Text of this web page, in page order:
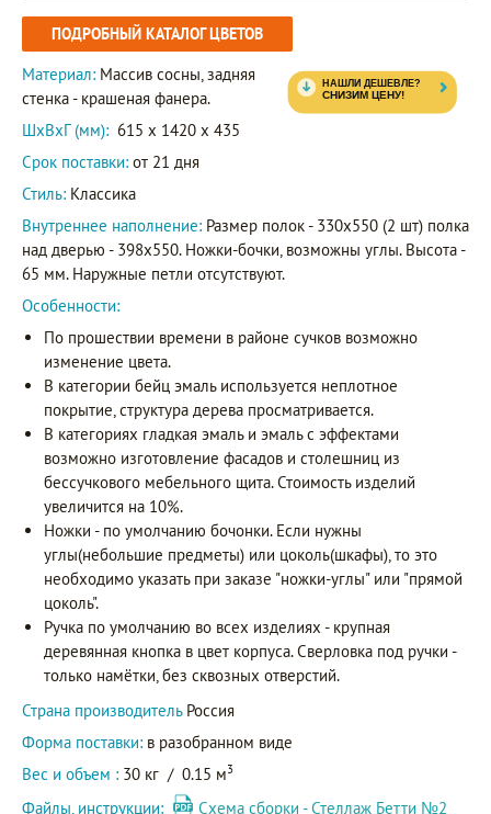
ПОДРОБНЫЙ КАТАЛОГ ЦВЕТОВ
Материал: Массив сосны, задняя
стенка - крашеная фанера.
ШxВxГ (мм): 615 x 1420 x 435
Срок поставки: от 21 дня
Стиль: Классика
Внутреннее наполнение: Размер полок - 330х550 (2 шт) полка
над дверью - 398х550. Ножки-бочки, возможны углы. Высота -
65 мм. Наружные петли отсутствуют.
Особенности:
По прошествии времени в районе сучков возможно
изменение цвета.
В категории бейц эмаль используется неплотное
покрытие, структура дерева просматривается.
В категориях гладкая эмаль и эмаль с эффектами
возможно изготовление фасадов и столешниц из
бессучкового мебельного щита. Стоимость изделий
увеличится на 10%.
Ножки - по умолчанию бочонки. Если нужны
углы(небольшие предметы) или цоколь(шкафы), то это
необходимо указать при заказе "ножки-углы" или "прямой
цоколь".
Ручка по умолчанию во всех изделиях - крупная
деревянная кнопка в цвет корпуса. Сверловка под ручки -
только намётки, без сквозных отверстий.
Страна производитель Россия
Форма поставки: в разобранном виде
Вес и объем : 30 кг / 0.15 м3
Файлы, инструкции:
Схема сборки - Стеллаж Бетти №2